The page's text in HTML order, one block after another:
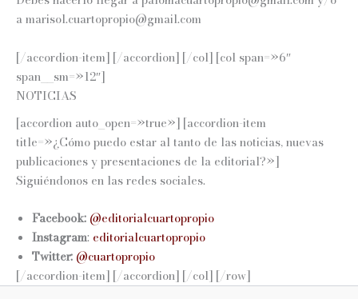
a marisol.cuartopropio@gmail.com
[/accordion-item] [/accordion] [/col] [col span=»6″
span__sm=»12″]
NOTICIAS
[accordion auto_open=»true»] [accordion-item
title=»¿Cómo puedo estar al tanto de las noticias, nuevas
publicaciones y presentaciones de la editorial?»]
Siguiéndonos en las redes sociales.
Facebook: @editorialcuartopropio
Instagram: editorialcuartopropio
Twitter: @cuartopropio
[/accordion-item] [/accordion] [/col] [/row]